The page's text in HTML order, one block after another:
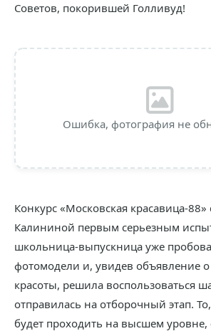
Советов, покорившей Голливуд!
Ошибка, фотография не
Конкурс «Московская красавица-
Калининой первым серьезным
школьница-выпускница уже
фотомодели и, увидев объявление о
красоты, решила воспользоваться
отправилась на отборочный этап.
будет проходить на высшем уровне,